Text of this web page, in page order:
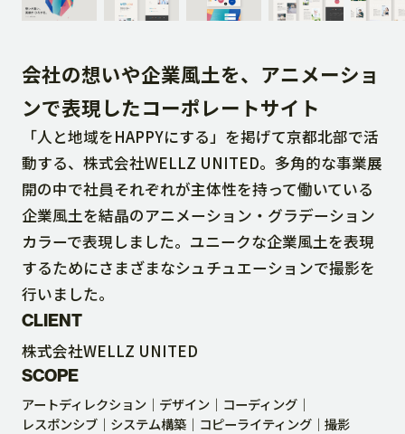
DOWNLOAD
CONTACT
RECRUIT SITE
会社の想いや企業風土を、アニメーショ
ンで表現したコーポレートサイト
「人と地域をHAPPYにする」を掲げて京都北部で活
動する、株式会社WELLZ UNITED。多角的な事業展
開の中で社員それぞれが主体性を持って働いている
企業風土を結晶のアニメーション・グラデーション
カラーで表現しました。ユニークな企業風土を表現
するためにさまざまなシュチュエーションで撮影を
行いました。
CLIENT
株式会社WELLZ UNITED
SCOPE
アートディレクション デザイン
コーディング
レスポンシブ
システム構築 コピーライティング 撮影